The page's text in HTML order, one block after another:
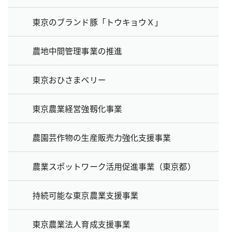
東京のブランド豚「トウキョウＸ」
農地中間管理事業の推進
東京おひさまベリー
東京農業経営強靱化事業
農園芸作物の生産販売力強化支援事業
農業スポットワーク活用促進事業（東京都）
持続可能な東京農業支援事業
東京農業法人育成支援事業